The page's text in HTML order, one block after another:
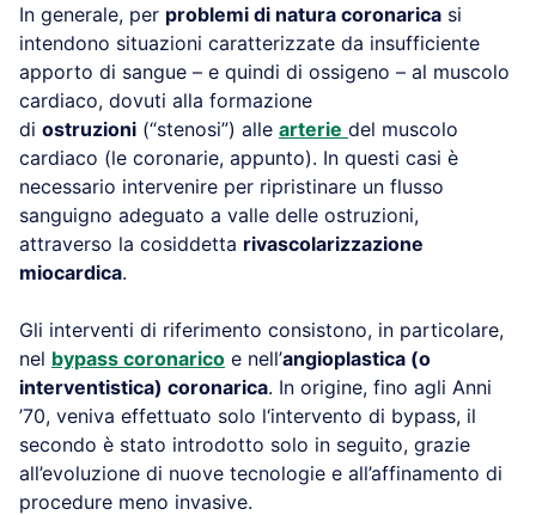
In generale, per problemi di natura coronarica si
intendono situazioni caratterizzate da insufficiente
apporto di sangue – e quindi di ossigeno – al muscolo
cardiaco, dovuti alla formazione
di ostruzioni (“stenosi”) alle arterie del muscolo
cardiaco (le coronarie, appunto). In questi casi è
necessario intervenire per ripristinare un flusso
sanguigno adeguato a valle delle ostruzioni,
attraverso la cosiddetta rivascolarizzazione
miocardica.
Gli interventi di riferimento consistono, in particolare,
nel bypass coronarico e nell’angioplastica (o
interventistica) coronarica. In origine, fino agli Anni
’70, veniva effettuato solo l‘intervento di bypass, il
secondo è stato introdotto solo in seguito, grazie
all’evoluzione di nuove tecnologie e all’affinamento di
procedure meno invasive.